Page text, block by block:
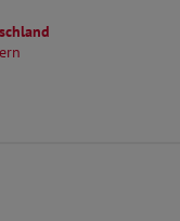
springen